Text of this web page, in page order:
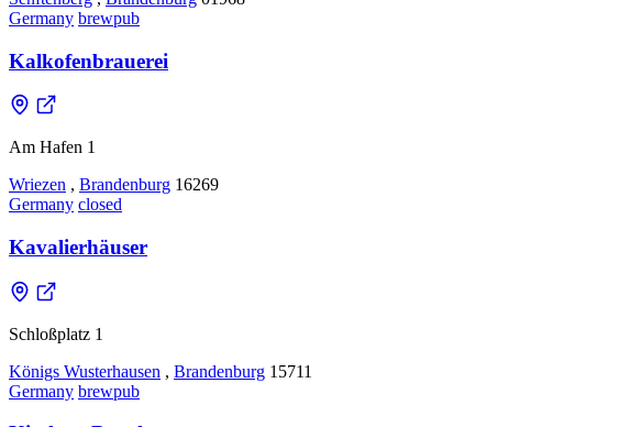
Germany brewpub
Kalkofenbrauerei
Am Hafen 1
Wriezen , Brandenburg 16269
Germany closed
Kavalierhäuser
Schloßplatz 1
Königs Wusterhausen , Brandenburg 15711
Germany brewpub